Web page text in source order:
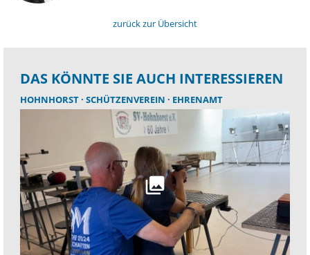
zurück zur Übersicht
DAS KÖNNTE SIE AUCH INTERESSIEREN
HOHNHORST SCHÜTZENVEREIN EHRENAMT